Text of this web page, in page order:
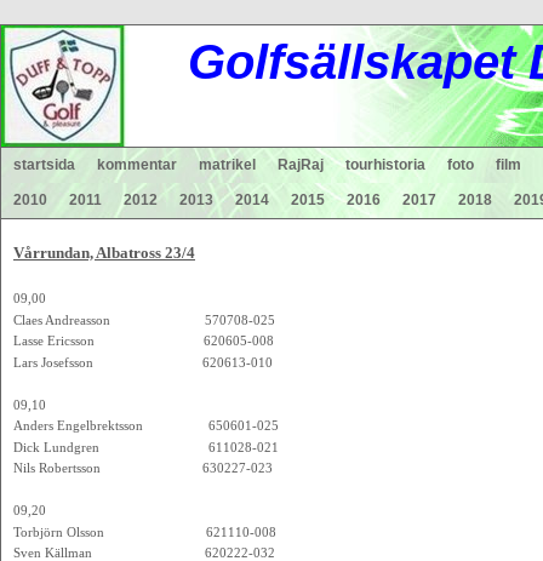
Golfsällskapet
startsida kommentar matrikel RajRaj tourhistoria foto film
2010 2011 2012 2013 2014 2015 2016 2017 2018
Vårrundan, Albatross 23/4
09,00
Claes Andreasson 570708-025
Lasse Ericsson 620605-008
Lars Josefsson 620613-010
09,10
Anders Engelbrektsson 650601-025
Dick Lundgren 611028-021
Nils Robertsson 630227-023
09,20
Torbjörn Olsson 621110-008
Sven Källman 620222-032